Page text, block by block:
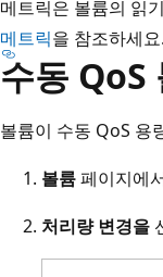
메트릭은 볼륨의 읽
메트릭을 참조하세요.
수동 QoS
볼륨이 수동 QoS 용
볼륨페이지에
처리량 변경을